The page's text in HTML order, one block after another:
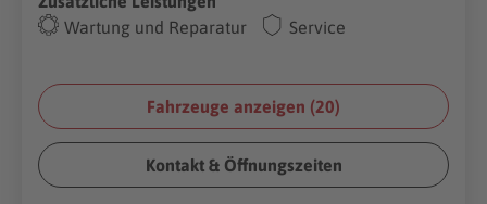
Wartung und Reparatur
Service
Fahrzeuge anzeigen (20)
Kontakt & Öffnungszeiten